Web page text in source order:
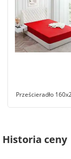
Prześcieradło
Historia ceny